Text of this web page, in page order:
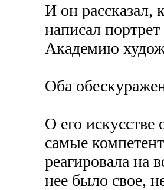
И он рассказал,
написал
Академию
Оба
О его
самые
реагировала на
нее было свое,